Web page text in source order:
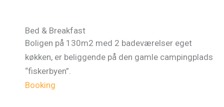
Bed & Breakfast
Boligen på 130m2 med 2 badeværelser eget
køkken, er beliggende på den gamle campingplads
“fiskerbyen”.
Booking